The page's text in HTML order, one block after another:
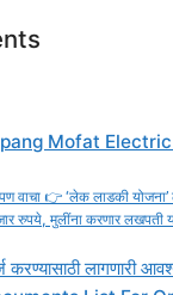
Mofat
वाचा 👉 ‘लेक लाडकी योजना’
रुपये, मुलींना करणार लखपती
लागणारी